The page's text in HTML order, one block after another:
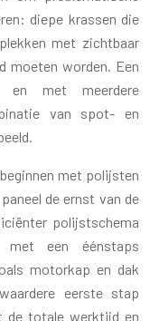
diepe krassen die
met zichtbaar
moeten worden. Een
en met meerdere
van spot- en
met polijsten
de ernst van de
polijstschema
met een éénstaps
motorkap en dak
eerste stap
de totale werktijd en